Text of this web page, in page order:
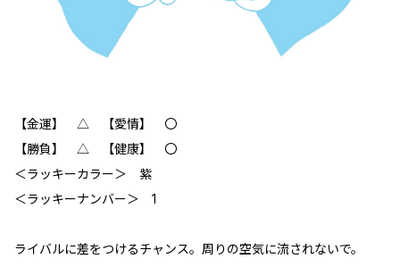
【金運】 △ 【愛情】 〇
【勝負】 △ 【健康】 〇
＜ラッキーカラー＞ 紫
＜ラッキーナンバー＞ 1
ライバルに差をつけるチャンス。周りの空気に流されないで。